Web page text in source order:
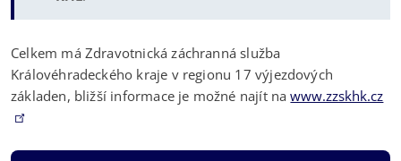
Celkem má Zdravotnická záchranná služba
Královéhradeckého kraje v regionu 17 výjezdových
základen, bližší informace je možné najít nawww.zzskhk.cz